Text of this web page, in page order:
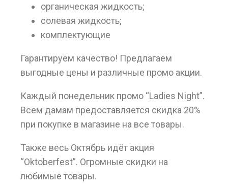
органическая жидкость;
солевая жидкость;
комплектующие
Гарантируем качество! Предлагаем
выгодные цены и различные промо акции.
Каждый понедельник промо “Ladies Night”.
Всем дамам предоставляется скидка 20%
при покупке в магазине на все товары.
Также весь Октябрь идёт акция
“Oktoberfest”. Огромные скидки на
любимые товары.